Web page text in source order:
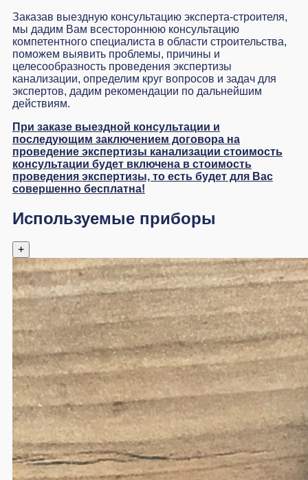
Заказав выездную консультацию эксперта-строителя,
мы дадим Вам всестороннюю консультацию
компетентного специалиста в области строительства,
поможем выявить проблемы, причины и
целесообразность проведения экспертизы
канализации, определим круг вопросов и задач для
экспертов, дадим рекомендации по дальнейшим
действиям.
При заказе выездной консультации и
последующим заключением договора на
проведение экспертизы канализации стоимость
консультации будет включена в стоимость
проведения экспертизы, то есть будет для Вас
совершенно бесплатна!
Используемые приборы
+